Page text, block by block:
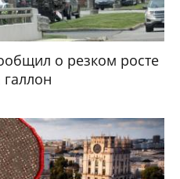
о резком росте